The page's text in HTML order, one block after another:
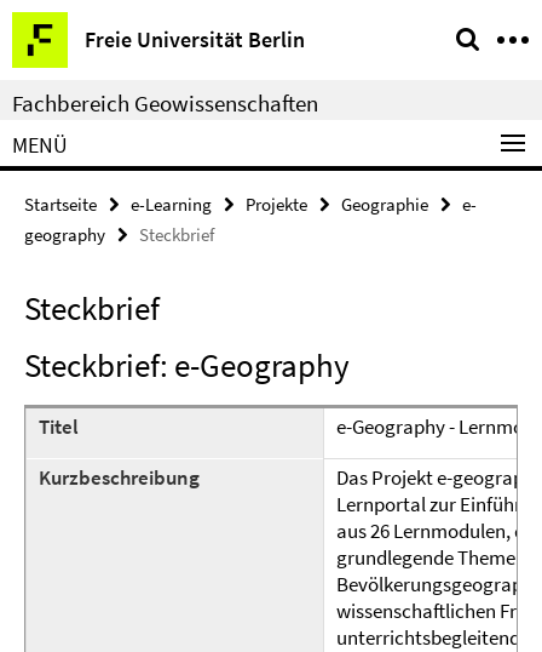
Springe
direkt
zu
Inhalt
Freie Universität Berlin
Service-
Navigation
Fachbereich Geowissenschaften
MENÜ
Startseite e-Learning Projekte Geographie
e-
geography
Steckbrief
Steckbrief
Steckbrief: e-Geography
Titel
e-Geography -
Kurzbeschreibung
Das Projekt e-
Lernportal zur
aus 26 Lernmodulen,
grundlegende Themen
wissenschaftlichen
unterrichtsbegleitend